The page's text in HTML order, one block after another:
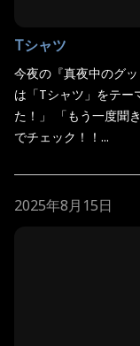
Tシャツ
今夜の『真夜中のグ
は「Tシャツ」をテー
た！」 「もう一度聞
でチェック！！...
2025年8月15日